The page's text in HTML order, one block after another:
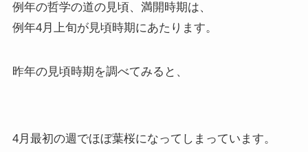
例年の哲学の道の見頃、満開時期は、
例年4月上旬が見頃時期にあたります。
昨年の見頃時期を調べてみると、
4月最初の週でほぼ葉桜になってしまっています。